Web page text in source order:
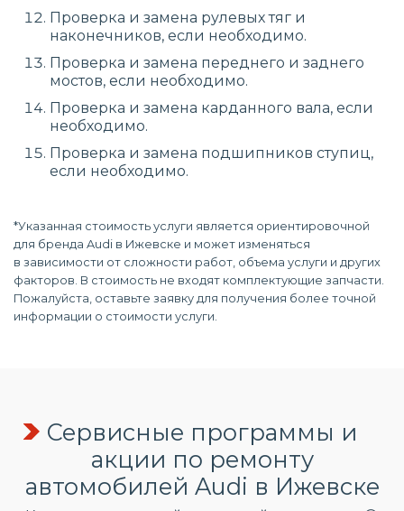
Проверка и замена рулевых тяг и
наконечников, если необходимо.
Проверка и замена переднего и заднего
мостов, если необходимо.
Проверка и замена карданного вала, если
необходимо.
Проверка и замена подшипников ступиц,
если необходимо.
*Указанная стоимость услуги является ориентировочной
для бренда Audi в Ижевске и может изменяться
в зависимости от сложности работ, объема услуги и других
факторов. В стоимость не входят комплектующие запчасти.
Пожалуйста, оставьте заявку для получения более точной
информации о стоимости услуги.
Сервисные программы и
акции по ремонту
автомобилей Audi в Ижевске